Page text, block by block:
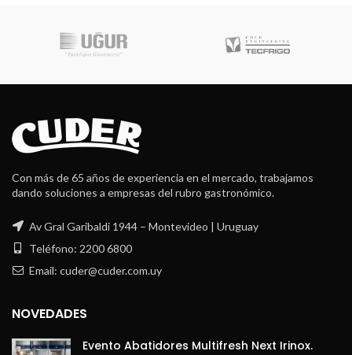
Con más de 65 años de experiencia en el mercado, trabajamos
dando soluciones a empresas del rubro gastronómico.
Av Gral Garibaldi 1944 – Montevideo | Uruguay
Teléfono: 2200 6800
Email: cuder@cuder.com.uy
NOVEDADES
Evento Abatidores Multifresh Next Irinox.